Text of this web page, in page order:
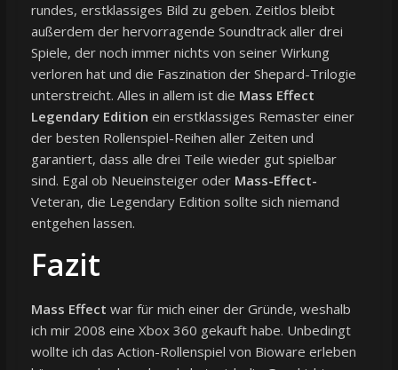
rundes, erstklassiges Bild zu geben. Zeitlos bleibt
außerdem der hervorragende Soundtrack aller drei
Spiele, der noch immer nichts von seiner Wirkung
verloren hat und die Faszination der Shepard-Trilogie
unterstreicht. Alles in allem ist die Mass Effect
Legendary Edition ein erstklassiges Remaster einer
der besten Rollenspiel-Reihen aller Zeiten und
garantiert, dass alle drei Teile wieder gut spielbar
sind. Egal ob Neueinsteiger oder Mass-Effect-
Veteran, die Legendary Edition sollte sich niemand
entgehen lassen.
Fazit
Mass Effect war für mich einer der Gründe, weshalb
ich mir 2008 eine Xbox 360 gekauft habe. Unbedingt
wollte ich das Action-Rollenspiel von Bioware erleben